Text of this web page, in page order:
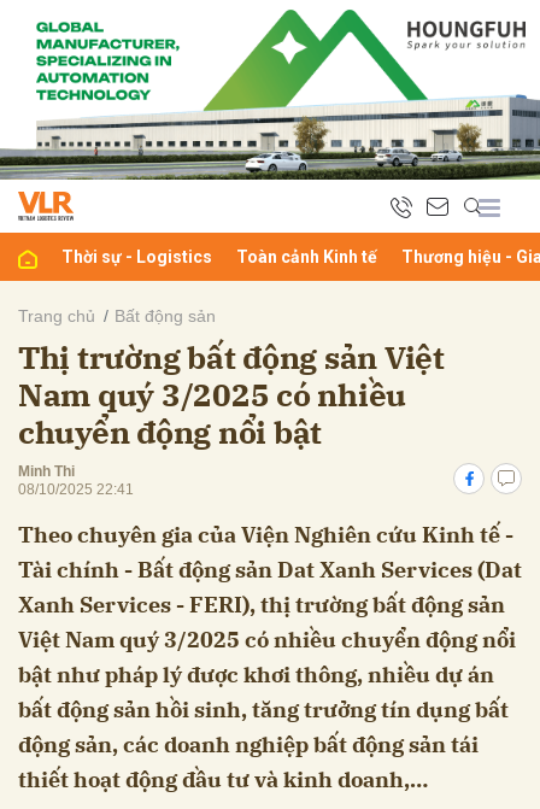
Thời sự - Logistics Toàn cảnh Kinh tế Thương hiệu -
Trang chủ Bất động sản
Thị trường bất động sản Việt
Nam quý 3/2025 có nhiều
chuyển động nổi bật
Minh Thi
08/10/2025 22:41
Theo chuyên gia của Viện Nghiên cứu Kinh tế -
Tài chính - Bất động sản Dat Xanh Services (Dat
Xanh Services - FERI), thị trường bất động sản
Việt Nam quý 3/2025 có nhiều chuyển động nổi
bật như pháp lý được khơi thông, nhiều dự án
bất động sản hồi sinh, tăng trưởng tín dụng bất
động sản, các doanh nghiệp bất động sản tái
thiết hoạt động đầu tư và kinh doanh,…
luận
Hủy